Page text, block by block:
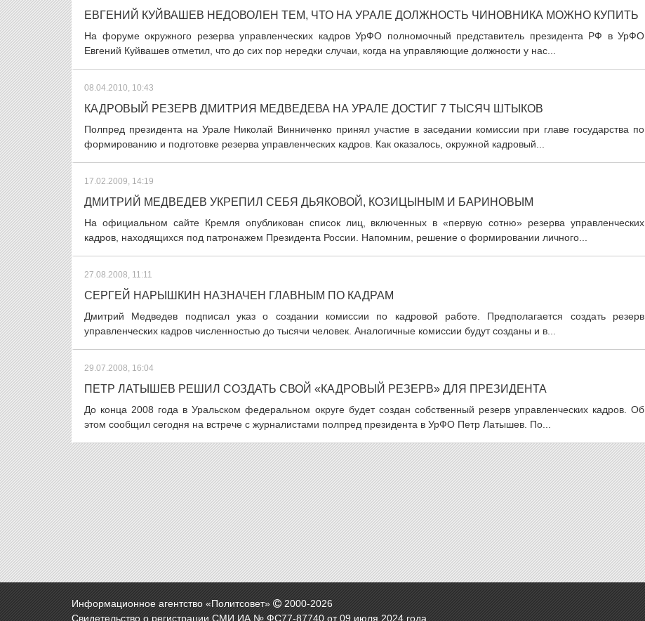
ЕВГЕНИЙ КУЙВАШЕВ НЕДОВОЛЕН ТЕМ, ЧТО НА УРАЛЕ ДОЛЖНОСТЬ ЧИНОВНИКА МОЖНО КУПИТЬ
На форуме окружного резерва управленческих кадров УрФО полномочный представитель президента РФ в УрФО
Евгений Куйвашев отметил, что до сих пор нередки случаи, когда на управляющие должности у нас...
08.04.2010, 10:43
КАДРОВЫЙ РЕЗЕРВ ДМИТРИЯ МЕДВЕДЕВА НА УРАЛЕ ДОСТИГ 7 ТЫСЯЧ ШТЫКОВ
Полпред президента на Урале Николай Винниченко принял участие в заседании комиссии при главе государства по
формированию и подготовке резерва управленческих кадров. Как оказалось, окружной кадровый...
17.02.2009, 14:19
ДМИТРИЙ МЕДВЕДЕВ УКРЕПИЛ СЕБЯ ДЬЯКОВОЙ, КОЗИЦЫНЫМ И БАРИНОВЫМ
На официальном сайте Кремля опубликован список лиц, включенных в «первую сотню» резерва управленческих
кадров, находящихся под патронажем Президента России. Напомним, решение о формировании личного...
27.08.2008, 11:11
СЕРГЕЙ НАРЫШКИН НАЗНАЧЕН ГЛАВНЫМ ПО КАДРАМ
Дмитрий Медведев подписал указ о создании комиссии по кадровой работе. Предполагается создать резерв
управленческих кадров численностью до тысячи человек. Аналогичные комиссии будут созданы и в...
29.07.2008, 16:04
ПЕТР ЛАТЫШЕВ РЕШИЛ СОЗДАТЬ СВОЙ «КАДРОВЫЙ РЕЗЕРВ» ДЛЯ ПРЕЗИДЕНТА
До конца 2008 года в Уральском федеральном округе будет создан собственный резерв управленческих кадров. Об
этом сообщил сегодня на встрече с журналистами полпред президента в УрФО Петр Латышев. По...
Информационное агентство «Политсовет» 2000-2026
Свидетельство о регистрации СМИ ИА № ФС77-87740 от 09 июля 2024 года.